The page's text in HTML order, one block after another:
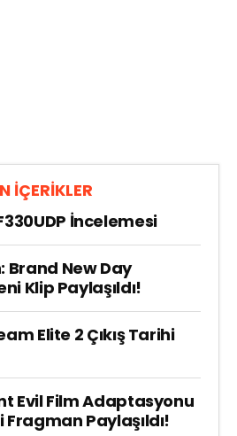
İÇERİKLER
İncelemesi
Brand New Day
Klip Paylaşıldı!
Elite 2 Çıkış Tarihi
Evil Film Adaptasyonu
Fragman Paylaşıldı!